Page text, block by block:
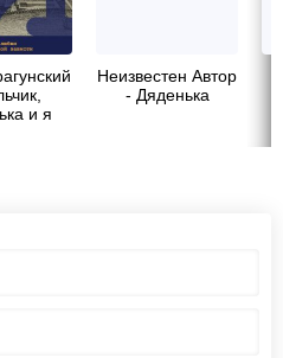
и я
Неизвестен Автор
- Дяденька